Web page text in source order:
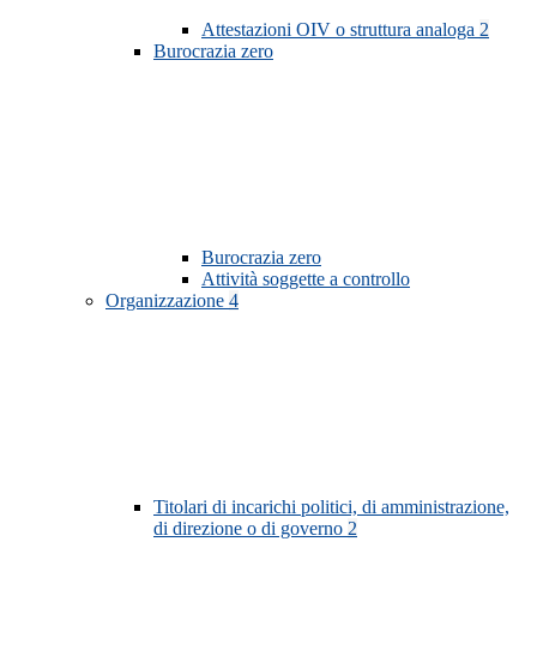
Attestazioni OIV o struttura analoga 2
Burocrazia zero
Burocrazia zero
Attività soggette a controllo
Organizzazione 4
Titolari di incarichi politici, di amministrazione,
di direzione o di governo 2